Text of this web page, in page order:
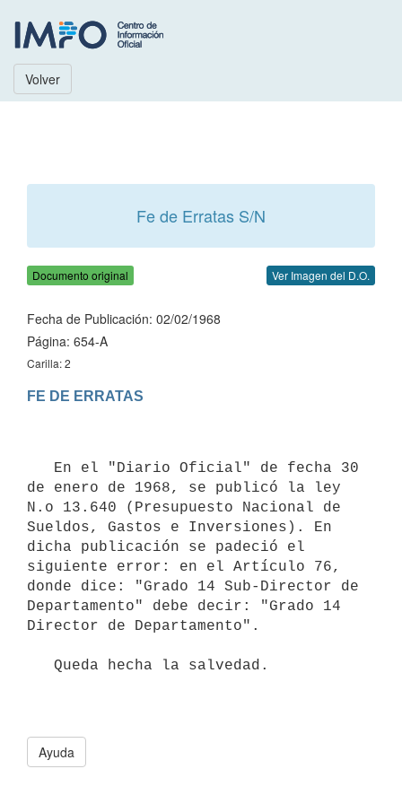
Volver
Fe de Erratas S/N
Documento original Ver Imagen del D.O.
Fecha de Publicación: 02/02/1968
Página: 654-A
Carilla: 2
FE DE ERRATAS
de enero de 1968, se publicó la ley
N.o 13.640 (Presupuesto Nacional de
Sueldos, Gastos e Inversiones). En
dicha publicación se padeció el
siguiente error: en el Artículo 76,
donde dice: "Grado 14 Sub-Director de
Departamento" debe decir: "Grado 14
Director de Departamento".
   Queda hecha la salvedad.
Ayuda